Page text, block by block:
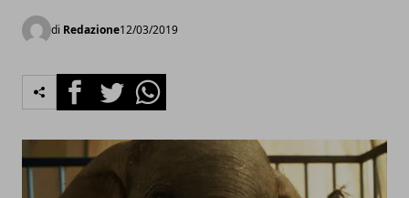
di Redazione12/03/2019
FacebookTwitterWhatsapp